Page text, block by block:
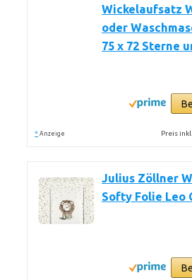
Wickelaufsatz
oder
75 x 72 Sterne
* Anzeige Preis
Julius Zöllner
Softy Folie Leo